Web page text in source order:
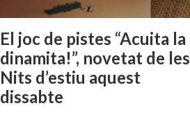
El joc de pistes “Acuita la
dinamita!”, novetat de les
Nits d’estiu aquest
dissabte